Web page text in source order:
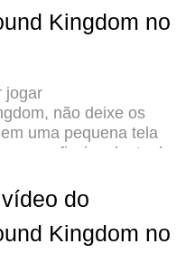
Kingdom no
jogar
não deixe os
uma pequena tela
profissional e tenha
que você está
no PC. Jogue o
do
Kingdom no